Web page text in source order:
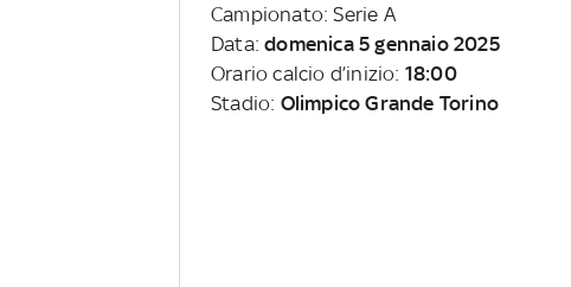
Campionato: Serie A
Data:domenica 5 gennaio 2025
Orario calcio d’inizio: 18:00
Stadio: Olimpico Grande Torino